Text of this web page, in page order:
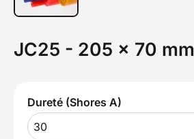
JC25 - 205 x 70 mm
Dureté (Shores A)
30